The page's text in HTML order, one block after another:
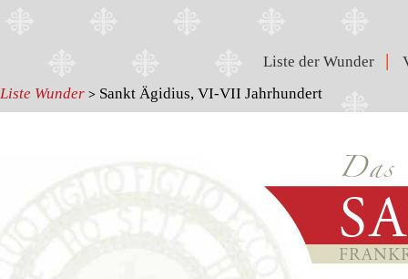
Liste Wunder > Sankt Ägidius, VI-VII Jahrhundert
Liste der Wunder |